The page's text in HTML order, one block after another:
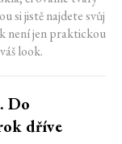
si jistě najdete svůj
není jen praktickou
look.
Do
dříve